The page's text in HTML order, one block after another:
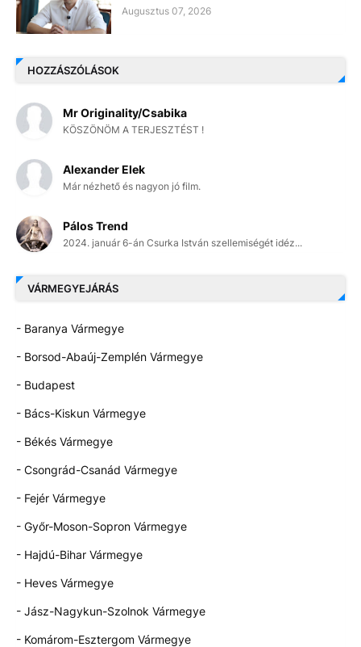
Augusztus 07, 2026
HOZZÁSZÓLÁSOK
Mr Originality/Csabika
KÖSZÖNÖM A TERJESZTÉST !
Alexander Elek
Már nézhető és nagyon jó film.
Pálos Trend
2024. január 6-án Csurka István szellemiségét idéz...
VÁRMEGYEJÁRÁS
- Baranya Vármegye
- Borsod-Abaúj-Zemplén Vármegye
- Budapest
- Bács-Kiskun Vármegye
- Békés Vármegye
- Csongrád-Csanád Vármegye
- Fejér Vármegye
- Győr-Moson-Sopron Vármegye
- Hajdú-Bihar Vármegye
- Heves Vármegye
- Jász-Nagykun-Szolnok Vármegye
- Komárom-Esztergom Vármegye